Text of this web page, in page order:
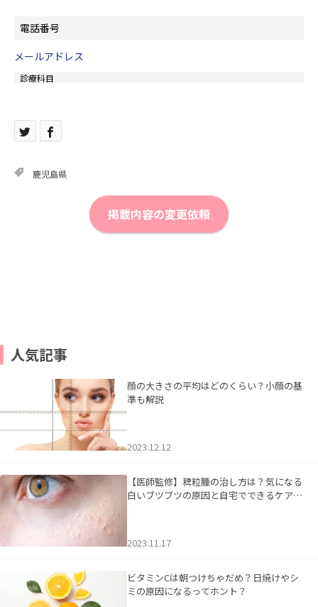
電話番号
メールアドレス
診療科目
鹿児島県
掲載内容の変更依頼
人気記事
顔の大きさの平均はどのくらい？小顔の基
準も解説
2023.12.12
【医師監修】稗粒腫の治し方は？気になる
白いブツブツの原因と自宅でできるケアに
2023.11.17
ビタミンCは朝つけちゃだめ？日焼けやシ
ミの原因になるってホント？